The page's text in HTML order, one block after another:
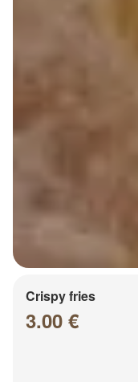
Crispy fries
3.00 €